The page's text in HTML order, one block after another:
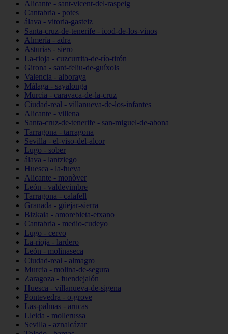
Alicante - sant-vicent-del-raspeig
Cantabria - potes
álava - vitoria-gasteiz
Santa-cruz-de-tenerife - icod-de-los-vinos
Almería - adra
Asturias - siero
La-rioja - cuzcurrita-de-río-tirón
Girona - sant-feliu-de-guíxols
Valencia - alboraya
Málaga - sayalonga
Murcia - caravaca-de-la-cruz
Ciudad-real - villanueva-de-los-infantes
Alicante - villena
Santa-cruz-de-tenerife - san-miguel-de-abona
Tarragona - tarragona
Sevilla - el-viso-del-alcor
Lugo - sober
álava - lantziego
Huesca - la-fueva
Alicante - monòver
León - valdevimbre
Tarragona - calafell
Granada - güejar-sierra
Bizkaia - amorebieta-etxano
Cantabria - medio-cudeyo
Lugo - cervo
La-rioja - lardero
León - molinaseca
Ciudad-real - almagro
Murcia - molina-de-segura
Zaragoza - fuendejalón
Huesca - villanueva-de-sigena
Pontevedra - o-grove
Las-palmas - arucas
Lleida - mollerussa
Sevilla - aznalcázar